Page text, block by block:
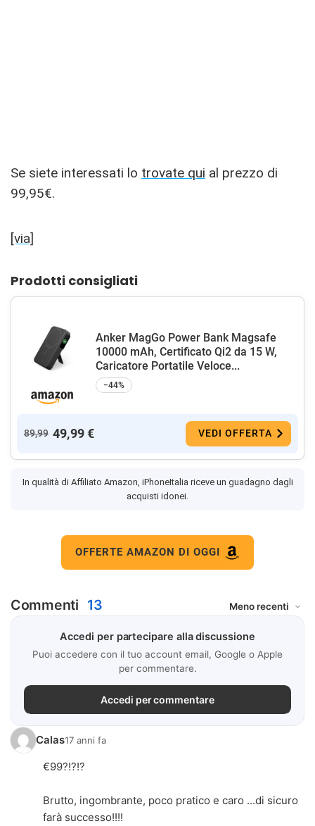
Se siete interessati lo trovate qui al prezzo di
99,95€.
[via]
Prodotti consigliati
Anker MagGo Power Bank Magsafe
10000 mAh, Certificato Qi2 da 15 W,
Caricatore Portatile Veloce...
−44%
89,99 49,99 € VEDI OFFERTA
In qualità di Affiliato Amazon, iPhoneItalia riceve un guadagno dagli
acquisti idonei.
OFFERTE AMAZON DI OGGI
Commenti 13
Accedi per partecipare alla discussione
Puoi accedere con il tuo account email, Google o Apple
per commentare.
Accedi per commentare
Calas17 anni fa
€99?!?!?
Brutto, ingombrante, poco pratico e caro ...di sicuro
farà successo!!!!